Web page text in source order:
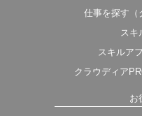
仕事を探す（
スキ
スキルア
クラウディア
お